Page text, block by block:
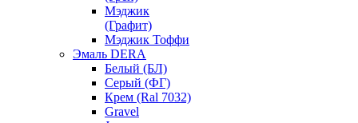
Мэджик
(Графит)
Мэджик Тоффи
Эмаль DERA
Белый (БЛ)
Серый (ФГ)
Крем (Ral 7032)
Gravel